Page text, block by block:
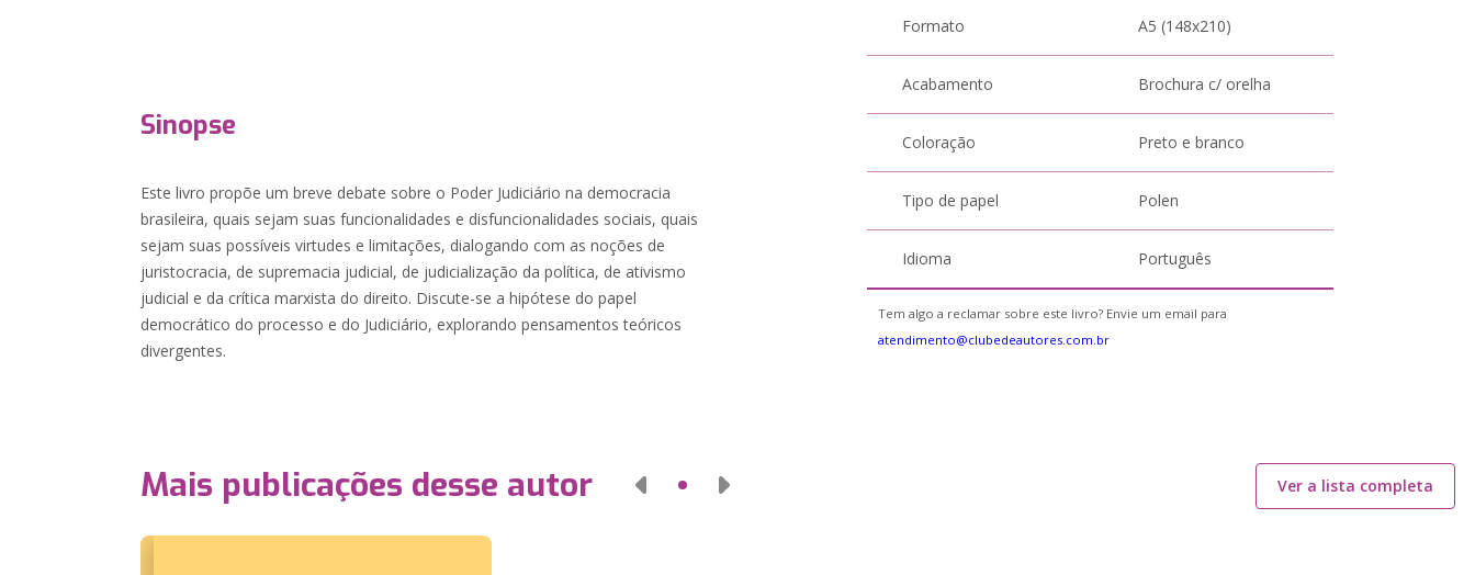
Sinopse
Este livro propõe um breve debate sobre o Poder Judiciário na democracia
brasileira, quais sejam suas funcionalidades e disfuncionalidades sociais, quais
sejam suas possíveis virtudes e limitações, dialogando com as noções de
juristocracia, de supremacia judicial, de judicialização da política, de ativismo
judicial e da crítica marxista do direito. Discute-se a hipótese do papel
democrático do processo e do Judiciário, explorando pensamentos teóricos
divergentes.
Formato A5 (148x210)
Acabamento Brochura c/ orelha
Coloração Preto e branco
Tipo de papel Polen
Idioma Português
Tem algo a reclamar sobre este livro? Envie um email para
atendimento@clubedeautores.com.br
Mais publicações desse autor Ver a lista completa